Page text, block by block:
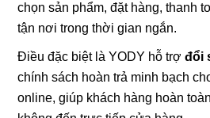
chọn sản phẩm, đặt hàng, thanh
tận nơi trong thời gian ngắn.
Điều đặc biệt là YODY hỗ trợ đổi
chính sách hoàn trả minh bạch
online, giúp khách hàng hoàn